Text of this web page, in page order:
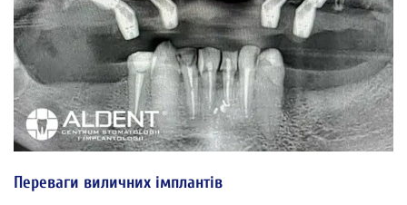
Переваги виличних імплантів